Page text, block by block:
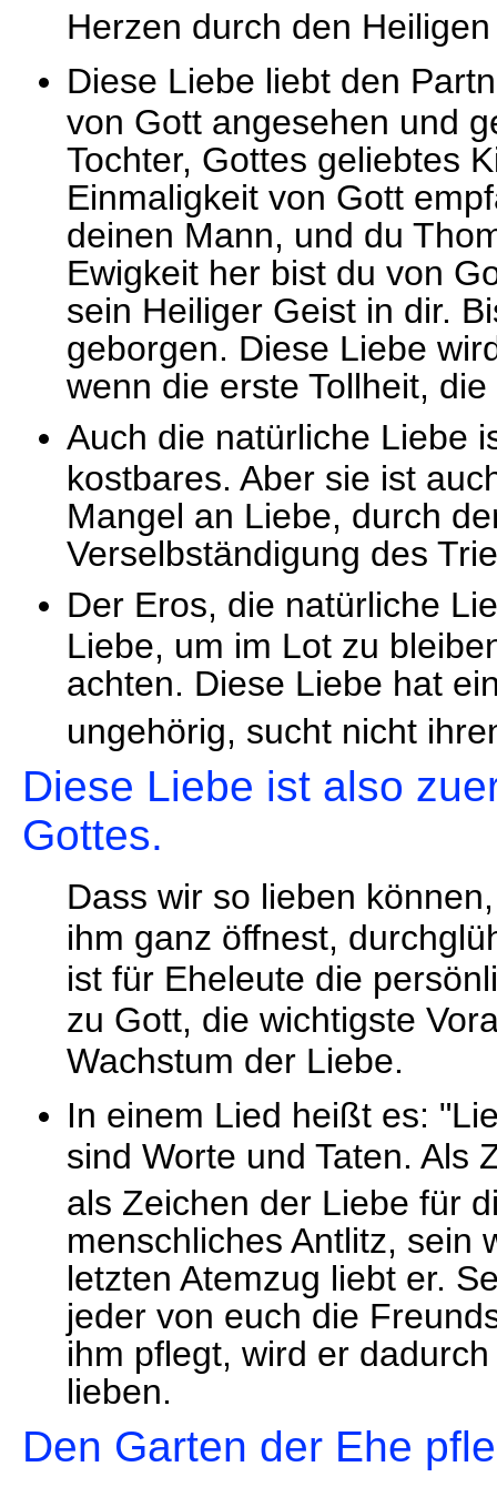
Herzen durch den
Diese Liebe liebt den
von Gott angesehen und
Tochter, Gottes geliebtes
Einmaligkeit von Gott
deinen Mann, und du
Ewigkeit her bist du von
sein Heiliger Geist in dir.
geborgen. Diese Liebe
wenn die erste Tollheit,
Auch die natürliche Liebe
kostbares. Aber sie ist
Mangel an Liebe, durch
Verselbständigung des
Der Eros, die natürliche
Liebe, um im Lot zu
achten. Diese Liebe hat
ungehörig, sucht nicht
Diese Liebe ist also
Gottes.
Dass wir so lieben
ihm ganz öffnest,
ist für Eheleute die
zu Gott, die wichtigste
Wachstum der Liebe.
In einem Lied heißt es:
sind Worte und Taten. Als
als Zeichen der Liebe für
menschliches Antlitz, sein
letzten Atemzug liebt er.
jeder von euch die
ihm pflegt, wird er
lieben.
Den Garten der Ehe